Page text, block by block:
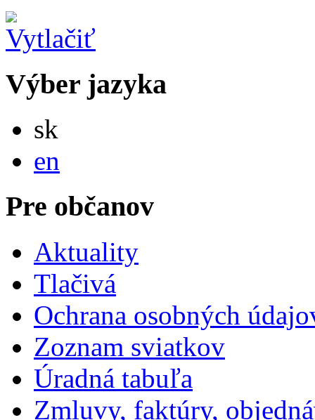
Výber jazyka
sk
en
Pre občanov
Aktuality
Tlačivá
Ochrana osobných
Zoznam sviatkov
Úradná tabuľa
Zmluvy, faktúry,